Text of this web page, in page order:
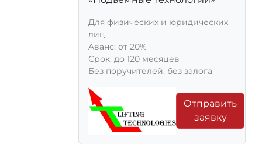
Для физических и юридических
лиц
Aванс: от 20%
Срок: до 120 месяцев
Без поручителей, без залога
Отправить
заявку